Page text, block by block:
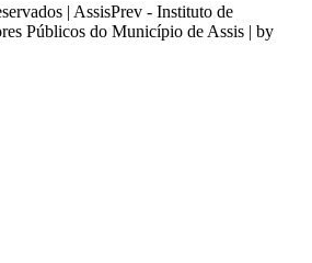
| AssisPrev - Instituto de
Públicos do Município de Assis | by